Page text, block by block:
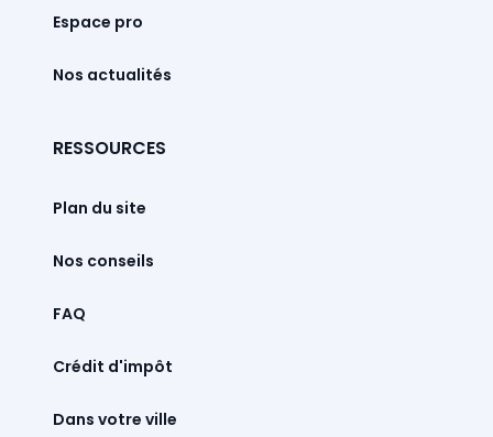
Espace pro
Nos actualités
RESSOURCES
Plan du site
Nos conseils
FAQ
Crédit d'impôt
Dans votre ville